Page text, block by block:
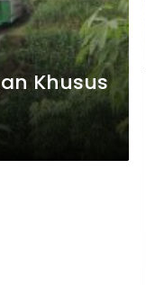
Khusus